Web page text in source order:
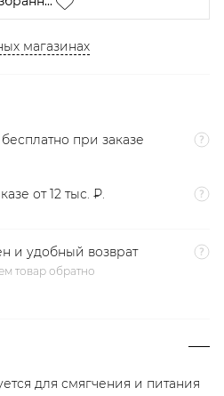
магазинах
при заказе
от 12 тыс. ₽.
и удобный возврат
товар обратно
для смягчения и питания